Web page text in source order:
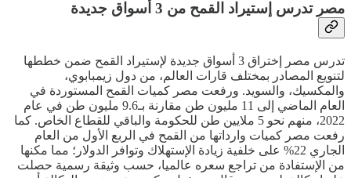
مصر تدرس إستيراد القمح من 3 أسواق جديدة
تدرس مصر إختراق 3 أسواق جديدة لإستيراد القمح ضمن خططها
لتنويع المصادر بمختلف قارات العالم، من دول زيمبابوي،
والمكسيك، والسويد. ورفعت مصر كميات القمح المستوردة في
العام الماضي إلى 11 مليون طن مقارنة بـ9.6 مليون طن في عام
2022، منهم نحو 5 ملايين طن للحكومة والباقي للقطاع الخاص. كما
رفعت مصر كميات وارداتها من القمح في الربع الأول من العام
الجاري 22% على خلفية زيادة الإستهلاك وتوافر الدولار؛ مما مكنها
من الإستفادة من تراجع سعره عالميا، حسب وثيقة رسمية حصلت